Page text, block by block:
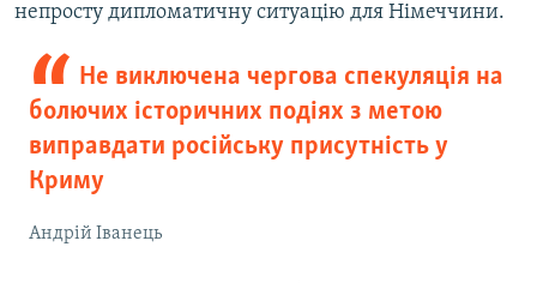
непросту дипломатичну ситуацію для Німеччини.
Не виключена чергова спекуляція на
болючих історичних подіях з метою
виправдати російську присутність у
Криму
Андрій Іванець